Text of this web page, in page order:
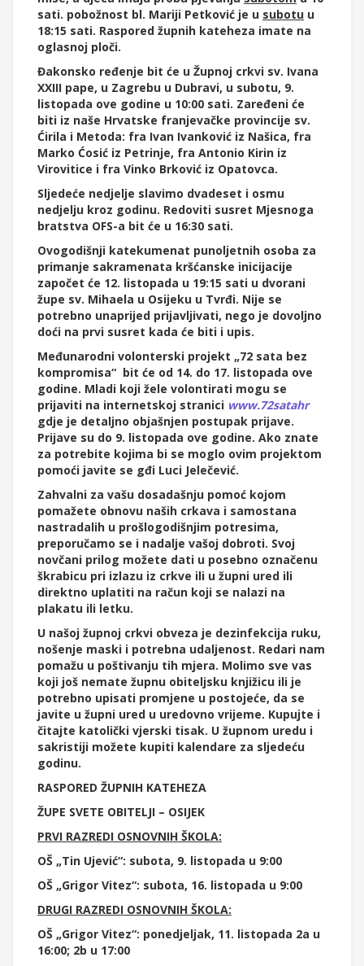
sati. pobožnost bl. Mariji Petković je u subotu u
18:15 sati. Raspored župnih kateheza imate na
oglasnoj ploči.
Đakonsko ređenje bit će u Župnoj crkvi sv. Ivana
XXIII pape, u Zagrebu u Dubravi, u subotu, 9.
listopada ove godine u 10:00 sati. Zaređeni će
biti iz naše Hrvatske franjevačke provincije sv.
Ćirila i Metoda: fra Ivan Ivanković iz Našica, fra
Marko Ćosić iz Petrinje, fra Antonio Kirin iz
Virovitice i fra Vinko Brković iz Opatovca.
Sljedeće nedjelje slavimo dvadeset i osmu
nedjelju kroz godinu. Redoviti susret Mjesnoga
bratstva OFS-a bit će u 16:30 sati.
Ovogodišnji katekumenat punoljetnih osoba za
primanje sakramenata kršćanske inicijacije
započet će 12. listopada u 19:15 sati u dvorani
župe sv. Mihaela u Osijeku u Tvrđi. Nije se
potrebno unaprijed prijavljivati, nego je dovoljno
doći na prvi susret kada će biti i upis.
Međunarodni volonterski projekt „72 sata bez
kompromisa“ bit će od 14. do 17. listopada ove
godine. Mladi koji žele volontirati mogu se
prijaviti na internetskoj stranici www.72satahr
gdje je detaljno objašnjen postupak prijave.
Prijave su do 9. listopada ove godine. Ako znate
za potrebite kojima bi se moglo ovim projektom
pomoći javite se gđi Luci Jelečević.
Zahvalni za vašu dosadašnju pomoć kojom
pomažete obnovu naših crkava i samostana
nastradalih u prošlogodišnjim potresima,
preporučamo se i nadalje vašoj dobroti. Svoj
novčani prilog možete dati u posebno označenu
škrabicu pri izlazu iz crkve ili u župni ured ili
direktno uplatiti na račun koji se nalazi na
plakatu ili letku.
U našoj župnoj crkvi obveza je dezinfekcija ruku,
nošenje maski i potrebna udaljenost. Redari nam
pomažu u poštivanju tih mjera. Molimo sve vas
koji još nemate župnu obiteljsku knjižicu ili je
potrebno upisati promjene u postojeće, da se
javite u župni ured u uredovno vrijeme. Kupujte i
čitajte katolički vjerski tisak. U župnom uredu i
sakristiji možete kupiti kalendare za sljedeću
godinu.
RASPORED ŽUPNIH KATEHEZA
ŽUPE SVETE OBITELJI – OSIJEK
PRVI RAZREDI OSNOVNIH ŠKOLA:
OŠ „Tin Ujević“: subota, 9. listopada u 9:00
OŠ „Grigor Vitez“: subota, 16. listopada u 9:00
DRUGI RAZREDI OSNOVNIH ŠKOLA:
OŠ „Grigor Vitez“: ponedjeljak, 11. listopada 2a u
16:00; 2b u 17:00